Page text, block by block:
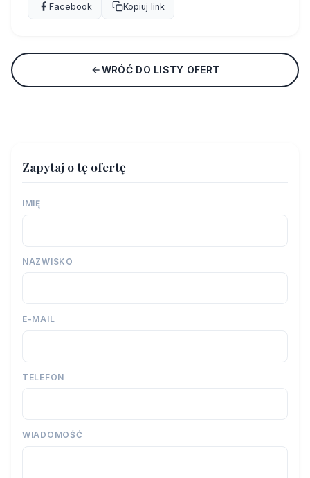
Facebook Kopiuj link
WRÓĆ DO LISTY OFERT
Zapytaj o tę ofertę
IMIĘ
NAZWISKO
E-MAIL
TELEFON
WIADOMOŚĆ